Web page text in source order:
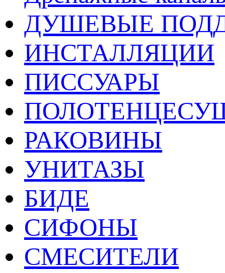
ДУШЕВЫЕ
ИНСТАЛЛЯЦИИ
ПИССУАРЫ
РАКОВИНЫ
УНИТАЗЫ
БИДЕ
СИФОНЫ
СМЕСИТЕЛИ